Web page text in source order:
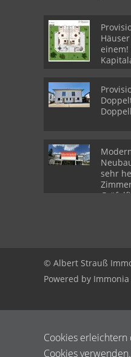
Cookies
Cookies
sehr
© Albert Strauß
Powered by Immonia